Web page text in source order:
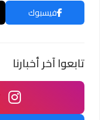
فيسبوك
تابعوا آخر أخبارنا